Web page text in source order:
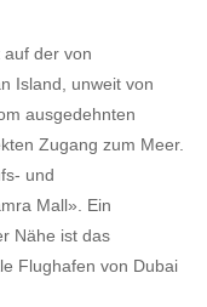
auf der von
Island, unweit von
ausgedehnten
Zugang zum Meer.
und
Mall». Ein
Nähe ist das
Flughafen von Dubai